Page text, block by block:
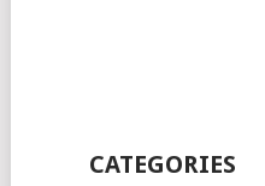
CATEGORIES